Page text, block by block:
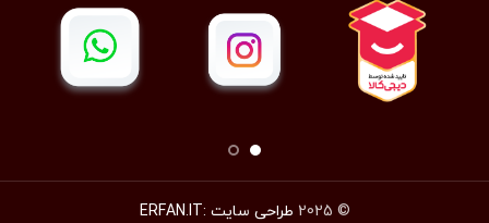
© 2025 طراحی سایت :ERFAN.IT